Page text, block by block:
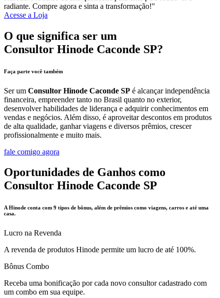
radiante. Compre agora e sinta a transformação!"
Acesse a Loja
O que significa ser um
Consultor Hinode Caconde SP?
Faça parte você também
Ser um Consultor Hinode Caconde SP é alcançar independência
financeira, empreender tanto no Brasil quanto no exterior,
desenvolver habilidades de liderança e adquirir conhecimentos em
vendas e negócios. Além disso, é aproveitar descontos em produtos
de alta qualidade, ganhar viagens e diversos prêmios, crescer
profissionalmente e muito mais.
fale comigo agora
Oportunidades de Ganhos como
Consultor Hinode Caconde SP
A Hinode conta com 9 tipos de bônus, além de prêmios como viagens, carros e até uma
casa.
Lucro na Revenda
A revenda de produtos Hinode permite um lucro de até 100%.
Bônus Combo
Receba uma bonificação por cada novo consultor cadastrado com
um combo em sua equipe.